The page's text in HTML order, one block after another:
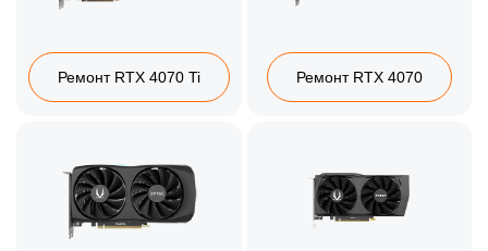
Ремонт RTX 4070 Ti Ремонт RTX 4070